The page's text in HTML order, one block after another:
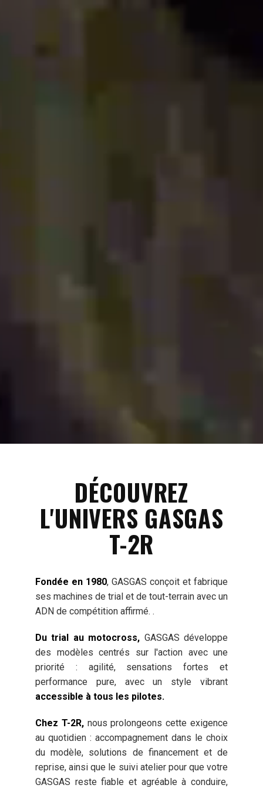
DÉCOUVREZ
L'UNIVERS GASGAS
T-2R
Fondée en 1980, GASGAS conçoit et fabrique
ses machines de trial et de tout-terrain avec un
ADN de compétition affirmé. .
Du trial au motocross, GASGAS développe
des modèles centrés sur l'action avec une
priorité : agilité, sensations fortes et
performance pure, avec un style vibrant
accessible à tous les pilotes.
Chez T-2R,nous prolongeons cette exigence
au quotidien : accompagnement dans le choix
du modèle, solutions de financement et de
reprise, ainsi que le suivi atelier pour que votre
GASGAS reste fiable et agréable à conduire,